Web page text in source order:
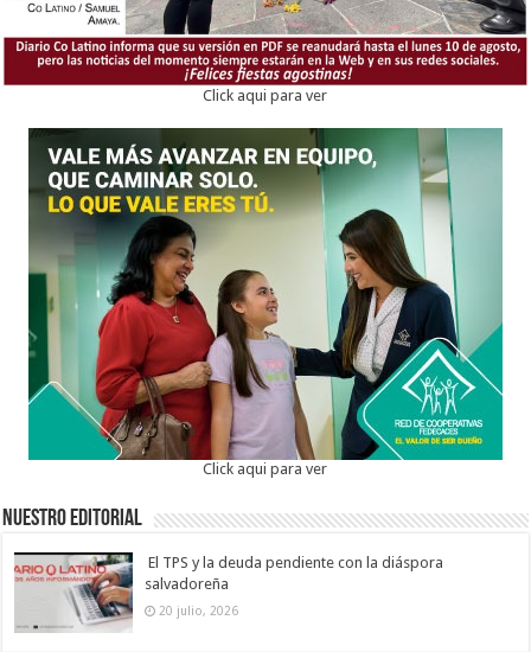
Click aqui para ver
Click aqui para ver
Nuestro Editorial
El TPS y la deuda pendiente con la diáspora
salvadoreña
20 julio, 2026